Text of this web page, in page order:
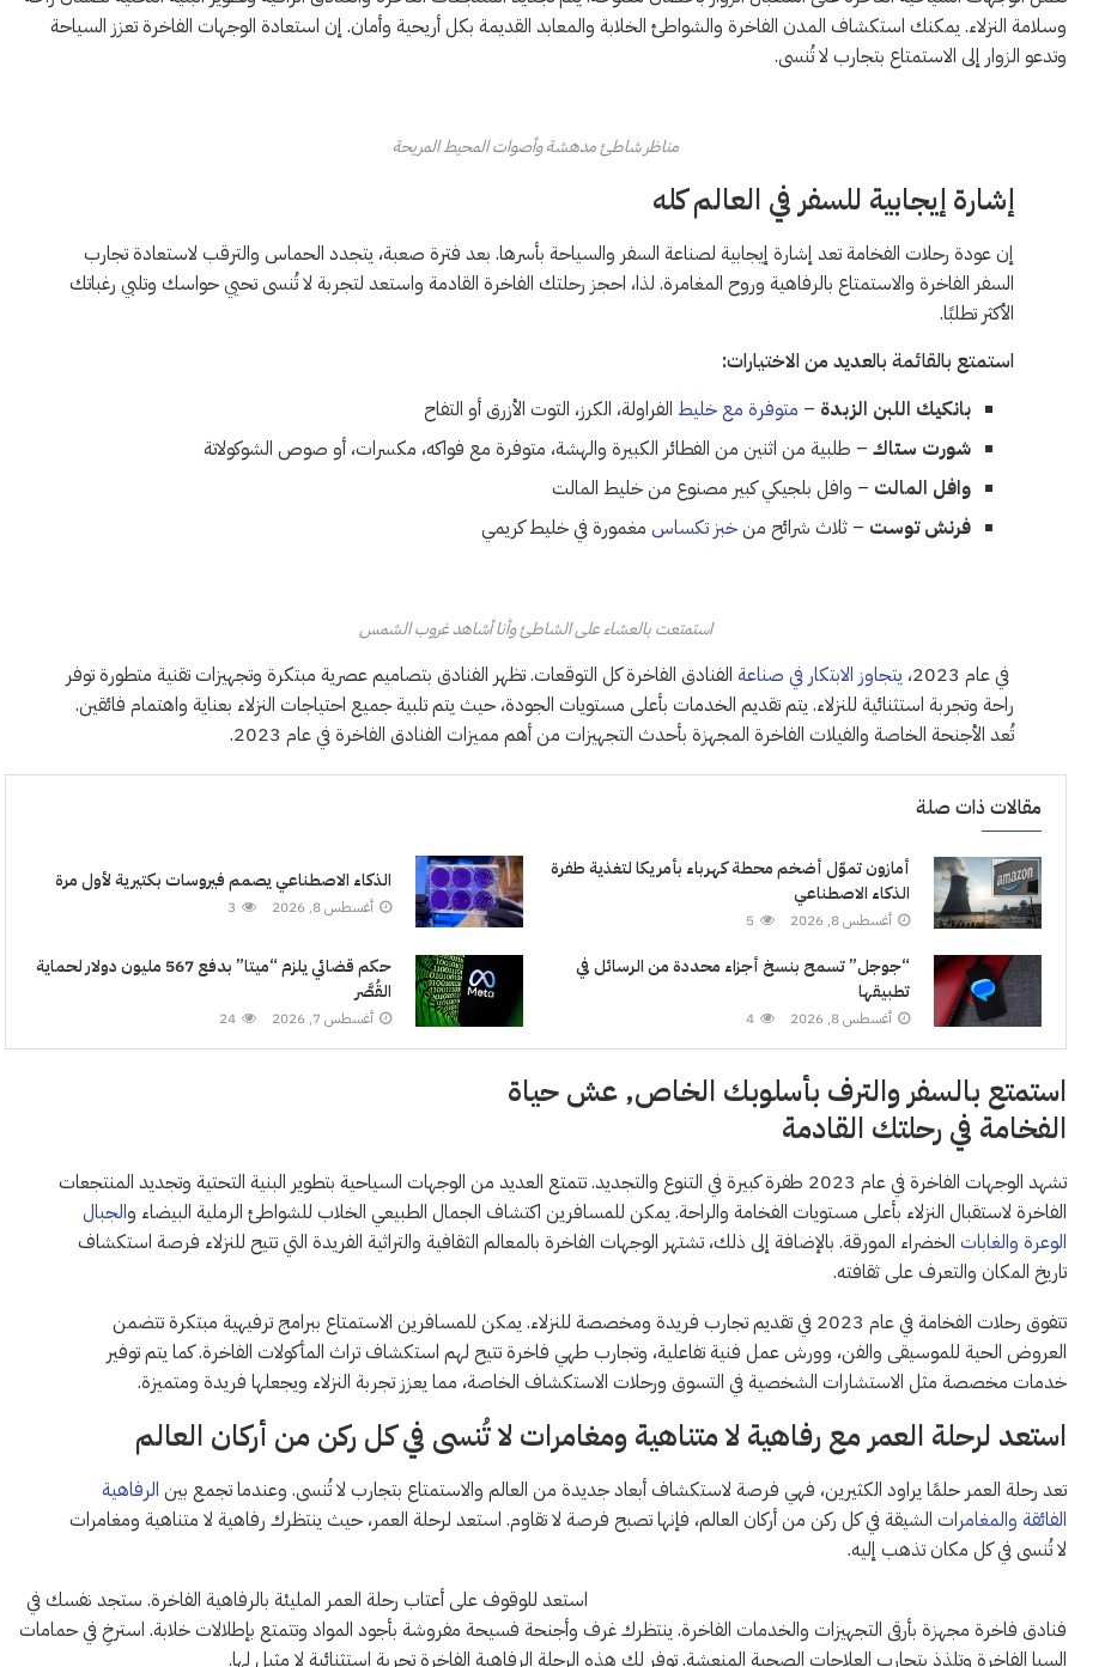
وسلامة النزلاء. يمكنك استكشاف المدن الفاخرة والشواطئ الخلابة والمعابد القديمة بكل أريحية وأمان. إن استعادة الوجهات الفاخرة تعزز السياحة
وتدعو الزوار إلى الاستمتاع بتجارب لا تُنسى.
مناظر شاطئ مدهشة وأصوات المحيط المريحة
إشارة إيجابية للسفر في العالم كله
إن عودة رحلات الفخامة تعد إشارة إيجابية لصناعة السفر والسياحة بأسرها. بعد فترة صعبة، يتجدد الحماس والترقب لاستعادة تجارب
السفر الفاخرة والاستمتاع بالرفاهية وروح المغامرة. لذا، احجز رحلتك الفاخرة القادمة واستعد لتجربة لا تُنسى تحيي حواسك وتلبي رغباتك
الأكثر تطلبًا.
استمتع بالقائمة بالعديد من الاختيارات:
بانكيك اللبن الزبدة – متوفرة مع خليط الفراولة، الكرز، التوت الأزرق أو التفاح
شورت ستاك – طلبية من اثنين من الفطائر الكبيرة والهشة، متوفرة مع فواكه، مكسرات، أو صوص الشوكولاتة
وافل المالت – وافل بلجيكي كبير مصنوع من خليط المالت
فرنش توست – ثلاث شرائح منخبز تكساس مغمورة في خليط كريمي
استمتعت بالعشاء على الشاطئ وأنا أشاهد غروب الشمس
في عام 2023، يتجاوز الابتكار في صناعة الفنادق الفاخرة كل التوقعات. تظهر الفنادق بتصاميم عصرية مبتكرة وتجهيزات تقنية متطورة توفر
راحة وتجربة استثنائية للنزلاء. يتم تقديم الخدمات بأعلى مستويات الجودة، حيث يتم تلبية جميع احتياجات النزلاء بعناية واهتمام فائقين.
تُعد الأجنحة الخاصة والفيلات الفاخرة المجهزة بأحدث التجهيزات من أهم مميزات الفنادق الفاخرة في عام 2023.
مقالات ذات صلة
أمازون تموّل أضخم محطة كهرباء بأمريكا لتغذية طفرة
الذكاء الاصطناعي
أغسطس 8, 2026 5
الذكاء الاصطناعي يصمم فيروسات بكتيرية لأول مرة
أغسطس 8, 2026 3
“جوجل” تسمح بنسخ أجزاء محددة من الرسائل في
تطبيقها
أغسطس 8, 2026 4
حكم قضائي يلزم “ميتا” بدفع 567 مليون دولار لحماية
القُصَّر
أغسطس 7, 2026 24
استمتع بالسفر والترف بأسلوبك الخاص, عش حياة
الفخامة في رحلتك القادمة
تشهد الوجهات الفاخرة في عام 2023 طفرة كبيرة في التنوع والتجديد. تتمتع العديد من الوجهات السياحية بتطوير البنية التحتية وتجديد المنتجعات
الفاخرة لاستقبال النزلاء بأعلى مستويات الفخامة والراحة. يمكن للمسافرين اكتشاف الجمال الطبيعي الخلاب للشواطئ الرملية البيضاء والجبال
الوعرة والغابات الخضراء المورقة. بالإضافة إلى ذلك، تشتهر الوجهات الفاخرة بالمعالم الثقافية والتراثية الفريدة التي تتيح للنزلاء فرصة استكشاف
تاريخ المكان والتعرف على ثقافته.
تتفوق رحلات الفخامة في عام 2023 في تقديم تجارب فريدة ومخصصة للنزلاء. يمكن للمسافرين الاستمتاع ببرامج ترفيهية مبتكرة تتضمن
العروض الحية للموسيقى والفن، وورش عمل فنية تفاعلية، وتجارب طهي فاخرة تتيح لهم استكشاف تراث المأكولات الفاخرة. كما يتم توفير
خدمات مخصصة مثل الاستشارات الشخصية في التسوق ورحلات الاستكشاف الخاصة، مما يعزز تجربة النزلاء ويجعلها فريدة ومتميزة.
استعد لرحلة العمر مع رفاهية لا متناهية ومغامرات لا تُنسى في كل ركن من أركان العالم
تعد رحلة العمر حلمًا يراود الكثيرين، فهي فرصة لاستكشاف أبعاد جديدة من العالم والاستمتاع بتجارب لا تُنسى. وعندما تجمع بين الرفاهية
الفائقة والمغامرات الشيقة في كل ركن من أركان العالم، فإنها تصبح فرصة لا تقاوم. استعد لرحلة العمر، حيث ينتظرك رفاهية لا متناهية ومغامرات
لا تُنسى في كل مكان تذهب إليه.
استعد للوقوف على أعتاب رحلة العمر المليئة بالرفاهية الفاخرة. ستجد نفسك في
فنادق فاخرة مجهزة بأرقى التجهيزات والخدمات الفاخرة. ينتظرك غرف وأجنحة فسيحة مفروشة بأجود المواد وتتمتع بإطلالات خلابة. استرخِ في حمامات
السبا الفاخرة وتلذذ بتجارب العلاجات الصحية المنعشة. توفر لك هذه الرحلة الرفاهية الفاخرة تجربة استثنائية لا مثيل لها.